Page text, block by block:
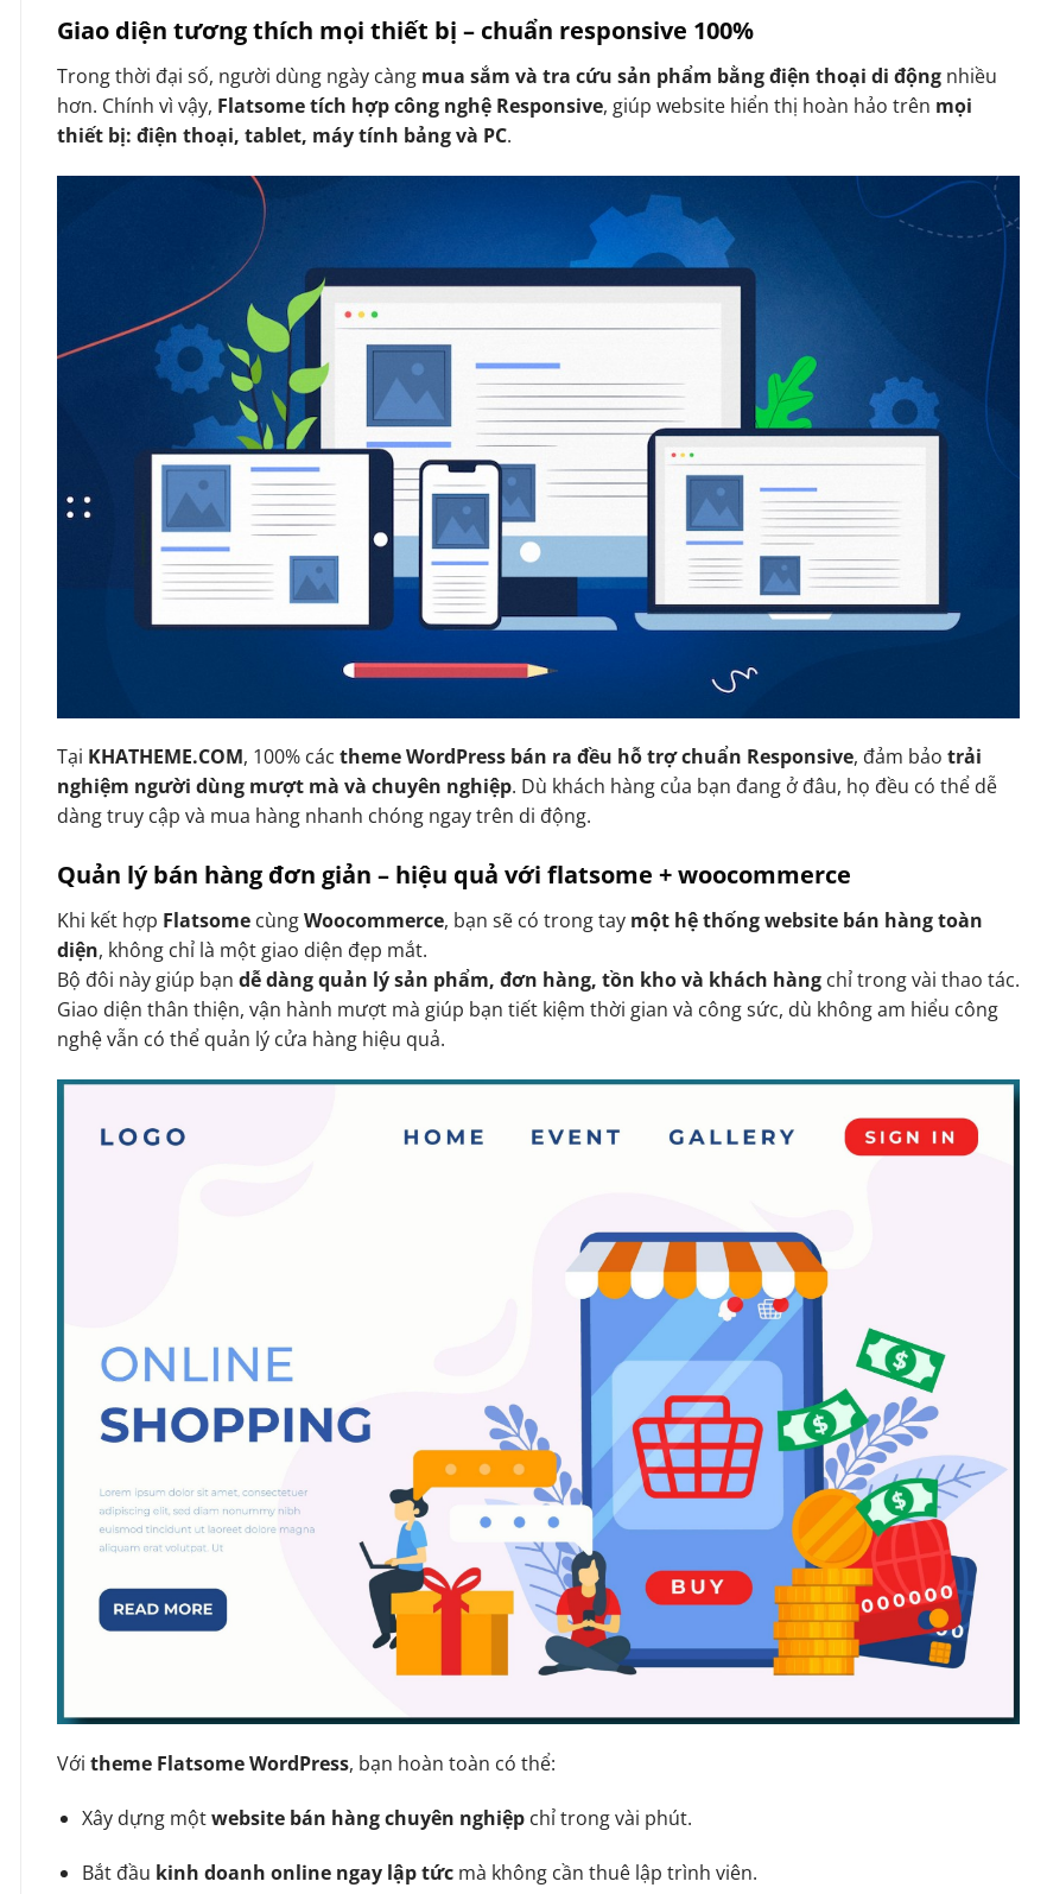
Giao diện tương thích mọi thiết bị – chuẩn responsive 100%
Trong thời đại số, người dùng ngày càng mua sắm và tra cứu sản phẩm bằng điện thoại di động nhiều
hơn. Chính vì vậy, Flatsome tích hợp công nghệ Responsive, giúp website hiển thị hoàn hảo trên mọi
thiết bị: điện thoại, tablet, máy tính bảng và PC.
Tại KHATHEME.COM, 100% các theme WordPress bán ra đều hỗ trợ chuẩn Responsive, đảm bảo trải
nghiệm người dùng mượt mà và chuyên nghiệp. Dù khách hàng của bạn đang ở đâu, họ đều có thể dễ
dàng truy cập và mua hàng nhanh chóng ngay trên di động.
Quản lý bán hàng đơn giản – hiệu quả với flatsome + woocommerce
Khi kết hợp Flatsome cùngWoocommerce, bạn sẽ có trong tay một hệ thống website bán hàng toàn
diện, không chỉ là một giao diện đẹp mắt.
Bộ đôi này giúp bạn dễ dàng quản lý sản phẩm, đơn hàng, tồn kho và khách hàng chỉ trong vài thao tác.
Giao diện thân thiện, vận hành mượt mà giúp bạn tiết kiệm thời gian và công sức, dù không am hiểu công
nghệ vẫn có thể quản lý cửa hàng hiệu quả.
Với theme Flatsome WordPress, bạn hoàn toàn có thể:
Xây dựng mộtwebsite bán hàng chuyên nghiệpchỉ trong vài phút.
Bắt đầu kinh doanh online ngay lập tứcmà không cần thuê lập trình viên.